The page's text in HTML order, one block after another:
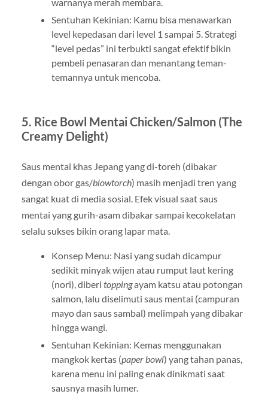
Sentuhan Kekinian: Kamu bisa menawarkan
level kepedasan dari level 1 sampai 5. Strategi
“level pedas” ini terbukti sangat efektif bikin
pembeli penasaran dan menantang teman-
temannya untuk mencoba.
5. Rice Bowl Mentai Chicken/Salmon (The
Creamy Delight)
Saus mentai khas Jepang yang di-toreh (dibakar
dengan obor gas/blowtorch) masih menjadi tren yang
sangat kuat di media sosial. Efek visual saat saus
mentai yang gurih-asam dibakar sampai kecokelatan
selalu sukses bikin orang lapar mata.
Konsep Menu: Nasi yang sudah dicampur
sedikit minyak wijen atau rumput laut kering
(nori), diberi toppingayam katsu atau potongan
salmon, lalu diselimuti saus mentai (campuran
mayo dan saus sambal) melimpah yang dibakar
hingga wangi.
Sentuhan Kekinian: Kemas menggunakan
mangkok kertas (paper bowl) yang tahan panas,
karena menu ini paling enak dinikmati saat
sausnya masih lumer.